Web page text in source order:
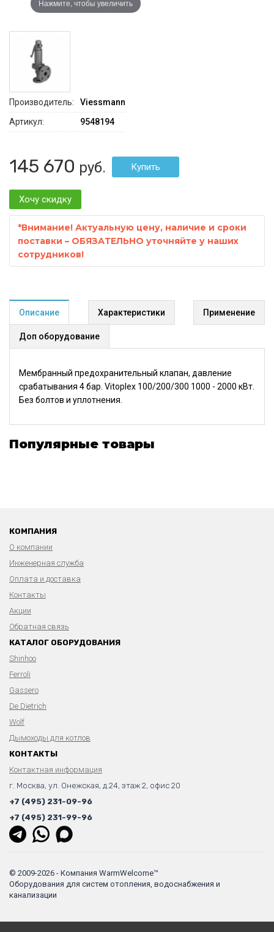
Нажмите, чтобы увеличить
Производитель:
Viessmann
Артикул:
9548194
145 670 руб.
Хочу скидку
*Внимание! Актуальную цену, наличие и сроки
поставки – ОБЯЗАТЕЛЬНО уточняйте у наших
сотрудников!
Описание Характеристики Применение
Доп оборудование
Мембранный предохранительный клапан, давление
срабатывания 4 бар. Vitoplex 100/200/300 1000 - 2000 кВт.
Без болтов и уплотнения.
Популярные товары
КОМПАНИЯ
О компании
Инженерная служба
Оплата и доставка
Контакты
Акции
Обратная связь
КАТАЛОГ ОБОРУДОВАНИЯ
Shinhoo
Ferroli
Gassero
De Dietrich
Wolf
Дымоходы для котлов
КОНТАКТЫ
Контактная информация
г. Москва, ул. Онежская, д.24, этаж 2, офис 20
+7 (495) 231-09-96
+7 (495) 231-99-96
© 2009-2026 - Компания WarmWelcome™
Оборудования для систем отопления, водоснабжения и
канализации